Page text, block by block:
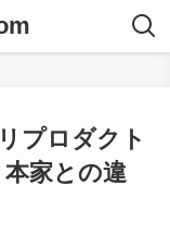
プロダクト
家との違